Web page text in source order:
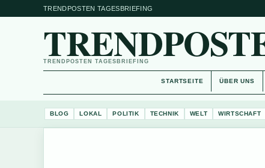
TRENDPOSTEN TAGESBRIEFING
TRENDPOSTEN TAGESBRIEFING
STARTSEITE ÜBER UNS
BLOG LOKAL POLITIK TECHNIK WELT WIRTSCHAFT